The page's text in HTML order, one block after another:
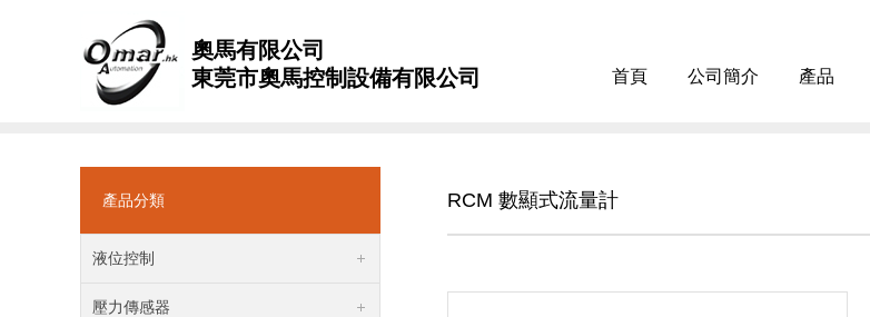
奧馬有限公司
東莞市奧馬控制設備有限公司
首頁 公司簡介 產品
產品分類
液位控制
壓力傳感器
RCM 數顯式流量計